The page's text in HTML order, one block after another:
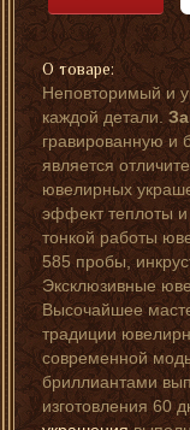
О товаре:
Неповторимый и
каждой детали.
гравированную и
является
ювелирных
эффект теплоты и
тонкой работы
585 пробы,
Эксклюзивные
Высочайшее
традиции
современной
бриллиантами
изготовления 60